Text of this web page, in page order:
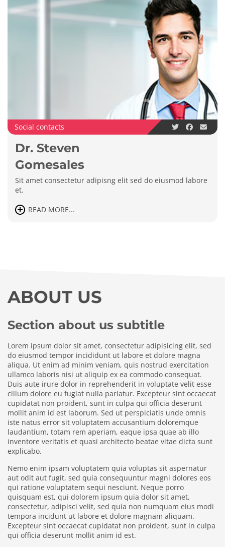
Social contacts
Dr. Steven
Gomesales
Sit amet consectetur adipisng elit sed do eiusmod labore
et.
READ MORE...
ABOUT US
Section about us subtitle
Lorem ipsum dolor sit amet, consectetur adipisicing elit, sed
do eiusmod tempor incididunt ut labore et dolore magna
aliqua. Ut enim ad minim veniam, quis nostrud exercitation
ullamco laboris nisi ut aliquip ex ea commodo consequat.
Duis aute irure dolor in reprehenderit in voluptate velit esse
cillum dolore eu fugiat nulla pariatur. Excepteur sint occaecat
cupidatat non proident, sunt in culpa qui officia deserunt
mollit anim id est laborum. Sed ut perspiciatis unde omnis
iste natus error sit voluptatem accusantium doloremque
laudantium, totam rem aperiam, eaque ipsa quae ab illo
inventore veritatis et quasi architecto beatae vitae dicta sunt
explicabo.
Nemo enim ipsam voluptatem quia voluptas sit aspernatur
aut odit aut fugit, sed quia consequuntur magni dolores eos
qui ratione voluptatem sequi nesciunt. Neque porro
quisquam est, qui dolorem ipsum quia dolor sit amet,
consectetur, adipisci velit, sed quia non numquam eius modi
tempora incidunt ut labore et dolore magnam aliquam.
Excepteur sint occaecat cupidatat non proident, sunt in culpa
qui officia deserunt mollit anim id est.